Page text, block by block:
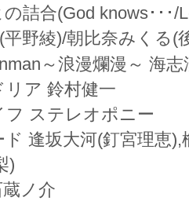
詰合(God knows･･･
野綾)/朝比奈みくる(
～浪漫爛漫～ 海志
ア 鈴村健一
フ ステレオポニー
逢坂大河(釘宮理恵
)
ノ介